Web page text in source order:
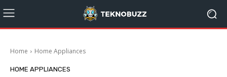
Home Home Appliances
HOME APPLIANCES